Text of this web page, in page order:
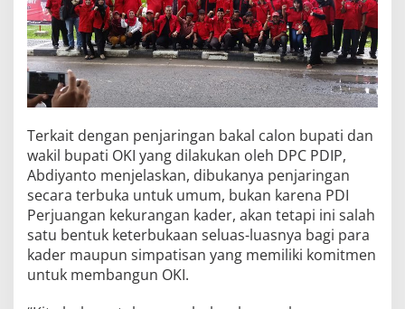
Terkait dengan penjaringan bakal calon bupati dan
wakil bupati OKI yang dilakukan oleh DPC PDIP,
Abdiyanto menjelaskan, dibukanya penjaringan
secara terbuka untuk umum, bukan karena PDI
Perjuangan kekurangan kader, akan tetapi ini salah
satu bentuk keterbukaan seluas-luasnya bagi para
kader maupun simpatisan yang memiliki komitmen
untuk membangun OKI.